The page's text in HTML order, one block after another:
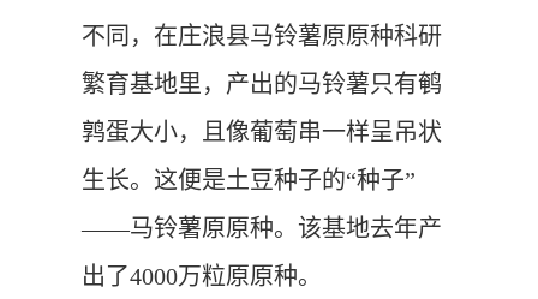
不同，在庄浪县马铃薯原原种科研
繁育基地里，产出的马铃薯只有鹌
鹑蛋大小，且像葡萄串一样呈吊状
生长。这便是土豆种子的“种子”
——马铃薯原原种。该基地去年产
出了4000万粒原原种。